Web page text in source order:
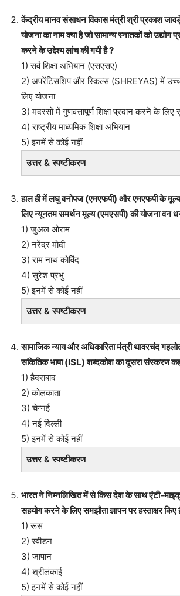
केंद्रीय मानव संसाधन विकास मंत्री श्री प्रकाश
योजना का नाम क्या है जो सामान्य स्नातकों को उद्योग
करने के उद्देश्य लांच की गयी है ?
1) सर्व शिक्षा अभियान (एसएसए)
2) अपरेंटिसशिप और स्किल्स (SHREYAS) में उच्च
लिए योजना
3) मदरसों में गुणवत्तापूर्ण शिक्षा प्रदान करने के
4) राष्ट्रीय माध्यमिक शिक्षा अभियान
5) इनमें से कोई नहीं
उत्तर & स्पष्टीकरण
हाल ही में लघु वनोपज (एमएफपी) और एमएफपी के
लिए न्यूनतम समर्थन मूल्य (एमएसपी) की योजना वन
1) जुअल ओराम
2) नरेंद्र मोदी
3) राम नाथ कोविंद
4) सुरेश प्रभु
5) इनमें से कोई नहीं
उत्तर & स्पष्टीकरण
सामाजिक न्याय और अधिकारिता मंत्री थावरचंद
सांकेतिक भाषा (ISL) शब्दकोश का दूसरा संस्करण
1) हैदराबाद
2) कोलकाता
3) चेन्नई
4) नई दिल्ली
5) इनमें से कोई नहीं
उत्तर & स्पष्टीकरण
भारत ने निम्नलिखित में से किस देश के साथ एंटी-
सहयोग करने के लिए समझौता ज्ञापन पर हस्ताक्षर किए
1) रूस
2) स्वीडन
3) जापान
4) श्रीलंकाई
5) इनमें से कोई नहीं